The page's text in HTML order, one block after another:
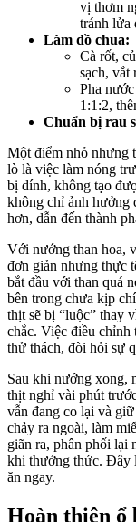
vị thơm
tránh lửa
Làm đồ chua:
Cà rốt,
sạch, vắt
Pha
1:1:2,
Chuẩn bị rau
Một điểm nhỏ nhưng
lò là việc làm nóng
bị dính, không tạo
không chỉ ảnh hưởng
hơn, dẫn đến thành
Với nướng than hoa,
đơn giản nhưng thực
bắt đầu với than quá
bên trong chưa kịp
thịt sẽ bị “luộc” thay
chắc. Việc điều chỉnh
thử thách, đòi hỏi sự
Sau khi nướng xong,
thịt nghỉ vài phút
vẫn đang co lại và
chảy ra ngoài, làm
giãn ra, phân phối lại
khi thưởng thức. Đây
ăn ngay.
Hoàn thiện ổ